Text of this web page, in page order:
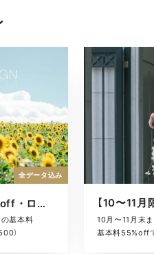
【7〜9月限定】基本料50%off・ロケキャンペーン
基本料
）
全データ込み
10月〜11月末
基本料55%off